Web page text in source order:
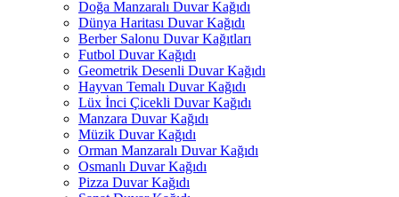
Doğa Manzaralı Duvar Kağıdı
Dünya Haritası Duvar Kağıdı
Berber Salonu Duvar Kağıtları
Futbol Duvar Kağıdı
Geometrik Desenli Duvar Kağıdı
Hayvan Temalı Duvar Kağıdı
Lüx İnci Çicekli Duvar Kağıdı
Manzara Duvar Kağıdı
Müzik Duvar Kağıdı
Orman Manzaralı Duvar Kağıdı
Osmanlı Duvar Kağıdı
Pizza Duvar Kağıdı